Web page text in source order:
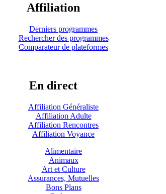
Affiliation
Derniers programmes
Rechercher des programmes
Comparateur de plateformes
En direct
Affiliation Généraliste
Affiliation Adulte
Affiliation Rencontres
Affiliation Voyance
Alimentaire
Animaux
Art et Culture
Assurances, Mutuelles
Bons Plans